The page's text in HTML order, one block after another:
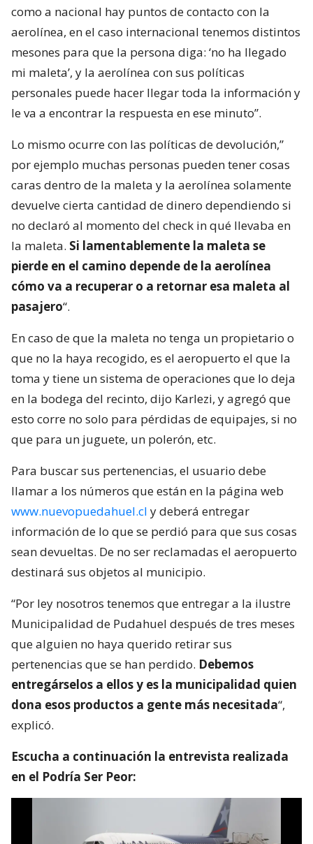
como a nacional hay puntos de contacto con la
aerolínea, en el caso internacional tenemos distintos
mesones para que la persona diga: ‘no ha llegado
mi maleta’, y la aerolínea con sus políticas
personales puede hacer llegar toda la información y
le va a encontrar la respuesta en ese minuto”.
Lo mismo ocurre con las políticas de devolución,”
por ejemplo muchas personas pueden tener cosas
caras dentro de la maleta y la aerolínea solamente
devuelve cierta cantidad de dinero dependiendo si
no declaró al momento del check in qué llevaba en
la maleta. Si lamentablemente la maleta se
pierde en el camino depende de la aerolínea
cómo va a recuperar o a retornar esa maleta al
pasajero“.
En caso de que la maleta no tenga un propietario o
que no la haya recogido, es el aeropuerto el que la
toma y tiene un sistema de operaciones que lo deja
en la bodega del recinto, dijo Karlezi, y agregó que
esto corre no solo para pérdidas de equipajes, si no
que para un juguete, un polerón, etc.
Para buscar sus pertenencias, el usuario debe
llamar a los números que están en la página web
www.nuevopuedahuel.cl y deberá entregar
información de lo que se perdió para que sus cosas
sean devueltas. De no ser reclamadas el aeropuerto
destinará sus objetos al municipio.
“Por ley nosotros tenemos que entregar a la ilustre
Municipalidad de Pudahuel después de tres meses
que alguien no haya querido retirar sus
pertenencias que se han perdido. Debemos
entregárselos a ellos y es la municipalidad quien
dona esos productos a gente más necesitada“,
explicó.
Escucha a continuación la entrevista realizada
en el Podría Ser Peor: